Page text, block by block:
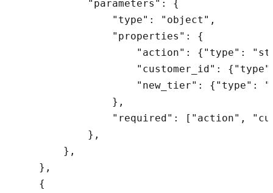
            "parameters": {
                "type": "object",
                "properties": {
"action": {"type":
"customer_id":
"new_tier": {"type":
                },
"required": ["action",
            },
        },
    },
    {